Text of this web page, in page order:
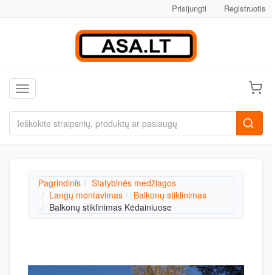
Prisijungti Registruotis
Toggle navigation
Pagrindinis
Statybinės medžiagos
Langų montavimas
Balkonų stiklinimas
Balkonų stiklinimas Kėdainiuose